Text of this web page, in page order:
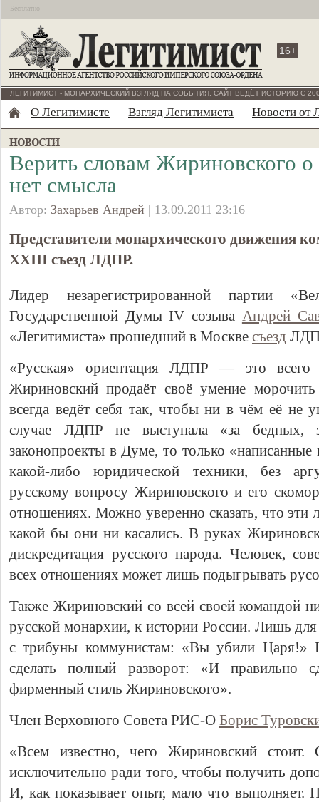
Бесплатно
16+
ЛЕГИТИМИСТ - МОНАРХИЧЕСКИЙ ВЗГЛЯД НА СОБЫТИЯ. САЙТ ВЕДЁТ ИСТОРИЮ С
О Легитимисте Взгляд Легитимиста Новости от
Верить словам Жириновского
нет смысла
Автор: Захарьев Андрей | 13.09.2011 23:16
Представители монархического движения
XXIII съезд ЛДПР.
Лидер незарегистрированной партии
Государственной Думы IV созыва Андрей
«Легитимиста» прошедший в Москве съезд
«Русская» ориентация ЛДПР — это всего
Жириновский продаёт своё умение
всегда ведёт себя так, чтобы ни в чём её не
случае ЛДПР не выступала «за бедных,
законопроекты в Думе, то только
какой-либо юридической техники, без
русскому вопросу Жириновского и его
отношениях. Можно уверенно сказать, что
какой бы они ни касались. В руках
дискредитация русского народа. Человек,
всех отношениях может лишь подыгрывать
Также Жириновский со всей своей командой
русской монархии, к истории России. Лишь
с трибуны коммунистам: «Вы убили Царя!»
сделать полный разворот: «И правильно
фирменный стиль Жириновского».
Член Верховного Совета РИС-О Борис
«Всем известно, чего Жириновский
исключительно ради того, чтобы получить
И, как показывает опыт, мало что выполняет.